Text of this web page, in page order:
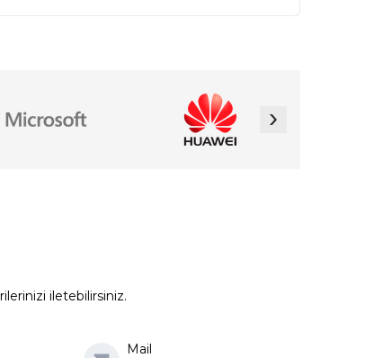
›
iletebilirsiniz.
Mail